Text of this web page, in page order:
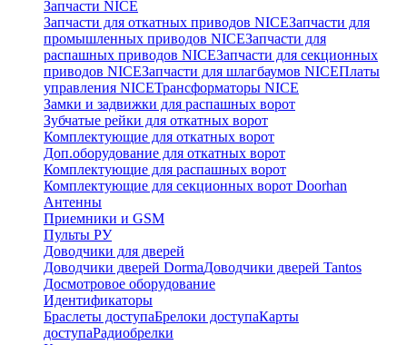
Запчасти NICE
Запчасти для откатных приводов NICEЗапчасти для
промышленных приводов NICEЗапчасти для
распашных приводов NICEЗапчасти для секционных
приводов NICEЗапчасти для шлагбаумов NICEПлаты
управления NICEТрансформаторы NICE
Замки и задвижки для распашных ворот
Зубчатые рейки для откатных ворот
Комплектующие для откатных ворот
Доп.оборудование для откатных ворот
Комплектующие для распашных ворот
Комплектующие для секционных ворот Doorhan
Антенны
Приемники и GSM
Пульты РУ
Доводчики для дверей
Доводчики дверей DormaДоводчики дверей Tantos
Досмотровое оборудование
Идентификаторы
Браслеты доступаБрелоки доступаКарты
доступаРадиобрелки